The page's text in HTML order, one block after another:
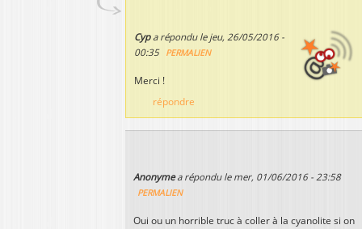
Cypa répondu le jeu, 26/05/2016 -
00:35
PERMALIEN
Merci !
répondre
Anonymea répondu le mer, 01/06/2016 - 23:58
PERMALIEN
Oui ou un horrible truc à coller à la cyanolite si on